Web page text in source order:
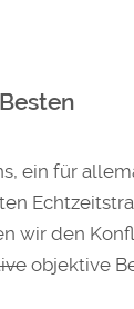
ein für
wir den
objektive